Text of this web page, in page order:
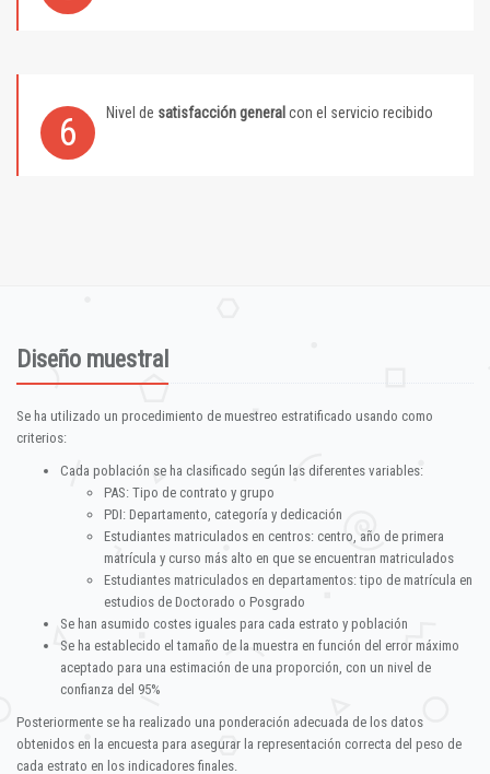
6 Nivel de satisfacción general con el servicio recibido
Diseño muestral
Se ha utilizado un procedimiento de muestreo estratificado usando como
criterios:
Cada población se ha clasificado según las diferentes variables:
PAS: Tipo de contrato y grupo
PDI: Departamento, categoría y dedicación
Estudiantes matriculados en centros: centro, año de primera
matrícula y curso más alto en que se encuentran matriculados
Estudiantes matriculados en departamentos: tipo de matrícula en
estudios de Doctorado o Posgrado
Se han asumido costes iguales para cada estrato y población
Se ha establecido el tamaño de la muestra en función del error máximo
aceptado para una estimación de una proporción, con un nivel de
confianza del 95%
Posteriormente se ha realizado una ponderación adecuada de los datos
obtenidos en la encuesta para asegurar la representación correcta del peso de
cada estrato en los indicadores finales.